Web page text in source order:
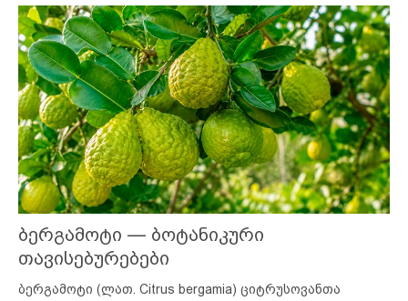
ბერგამოტი — ბოტანიკური
თავისებურებები
ბერგამოტი (ლათ. Citrus bergamia) ციტრუსოვანთა